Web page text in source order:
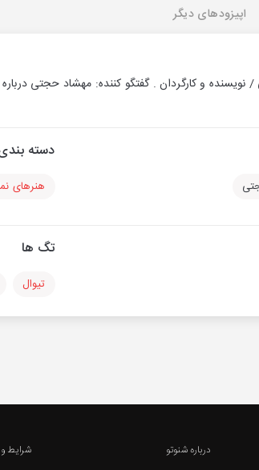
اپیزودهای دیگر
نویسنده و کارگردان . گفتگو کننده: مهشاد حجتی
دسته
هنرهای
تگ ها
تیوال
درباره شنوتو
شرایط